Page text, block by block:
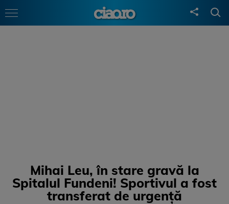
Mihai Leu, în stare gravă la
Spitalul Fundeni! Sportivul a fost
transferat de urgență